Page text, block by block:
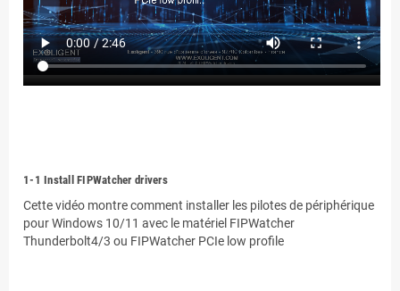
1-1 Install FIPWatcher drivers
Cette vidéo montre comment installer les pilotes de périphérique
pour Windows 10/11 avec le matériel FIPWatcher
Thunderbolt4/3 ou FIPWatcher PCIe low profile